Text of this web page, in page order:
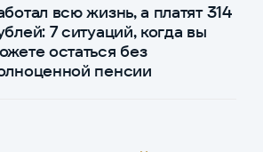
всю жизнь, а платят 314
7 ситуаций, когда вы
остаться без
пенсии